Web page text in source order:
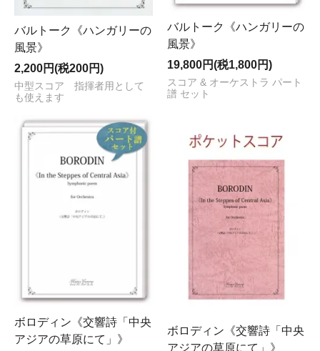
バルトーク《ハンガリーの
風景》
2,200円(税200円)
中型スコア 指揮者用として
も使えます
バルトーク《ハンガリーの
風景》
19,800円(税1,800円)
スコア & オーケストラ パート
譜 セット
ボロディン《交響詩「中央
アジアの草原にて」》
ボロディン《交響詩「中央
アジアの草原にて」》